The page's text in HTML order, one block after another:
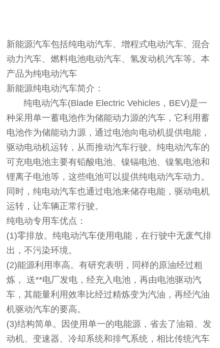
新能源汽车包括纯电动汽车、增程式电动汽车、混合
动力汽车、燃料电池电动汽车、氢发动机汽车等。本
产品为纯电动汽车
新能源纯电动汽车简介：
纯电动汽车(Blade Electric Vehicles，BEV)是一
种采用单一蓄电池作为储能动力源的汽车，它利用蓄
电池作为储能动力源，通过电池向电动机提供电能，
驱动电动机运转，从而推动汽车行驶。纯电动汽车的
可充电电池主要有铅酸电池、镍镉电池、镍氢电池和
锂离子电池等，这些电池可以提供纯电动汽车动力。
同时，纯电动汽车也通过电池来储存电能，驱动电机
运转，让车辆正常行驶。
纯电动专用车优点：
(1)零排放。纯电动汽车使用电能，在行驶中无废气排
出，不污染环境。
(2)能源利用率高。有研究表明，同样的原油经过粗
炼， 送**电厂发电，经充入电池，再由电池驱动汽
车，其能量利用效率比经过精炼变为汽油，再经汽油
机驱动汽车的要高。
(3)结构简单。因使用单一的电能源，省去了油箱、发
动机、变速器、冷却系统和排气系统，相比传统汽车